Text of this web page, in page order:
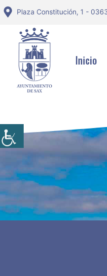
Saltar
contenido
Plaza Constitución, 1 -
Inicio